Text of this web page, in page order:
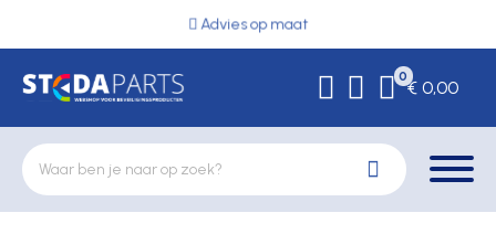
Advies op maat
0
€ 0,00